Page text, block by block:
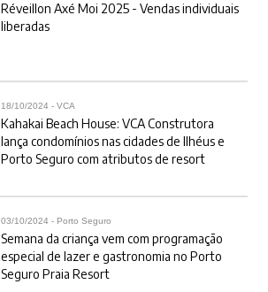
Réveillon Axé Moi 2025 - Vendas individuais
liberadas
18/10/2024 - VCA
Kahakai Beach House: VCA Construtora
lança condomínios nas cidades de Ilhéus e
Porto Seguro com atributos de resort
03/10/2024 - Porto Seguro
Semana da criança vem com programação
especial de lazer e gastronomia no Porto
Seguro Praia Resort